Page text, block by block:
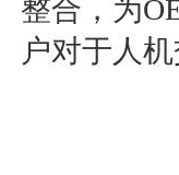
整合，为
户对于人